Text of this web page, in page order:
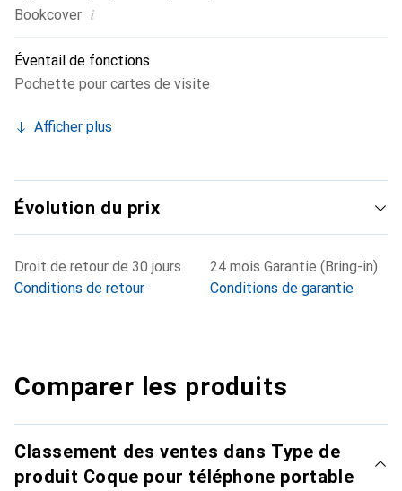
Bookcover i
Éventail de fonctions
Pochette pour cartes de visite
Afficher plus
Évolution du prix
Droit de retour de 30 jours
Conditions de retour
24 mois Garantie (Bring-in)
Conditions de garantie
Comparer les produits
Classement des ventes dans Type de
produit Coque pour téléphone portable